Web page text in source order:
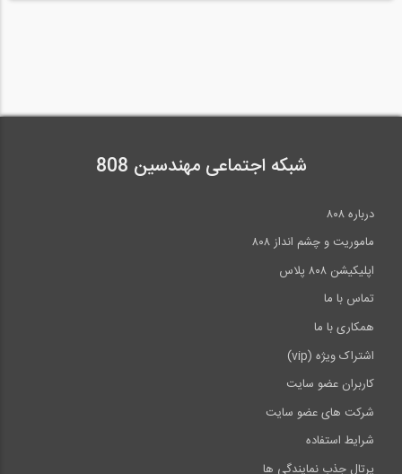
شبکه اجتماعی مهندسین 808
درباره ۸۰۸
ماموریت و چشم انداز ۸۰۸
اپلیکیشن ۸۰۸ پلاس
تماس با ما
همکاری با ما
اشتراک ویژه (vip)
کاربران عضو سایت
شرکت های عضو سایت
شرایط استفاده
پرتال جذب نمایندگی ها